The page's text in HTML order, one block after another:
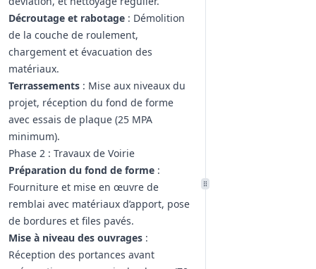
Décroutage et rabotage : Démolition
de la couche de roulement,
chargement et évacuation des
matériaux.
Terrassements : Mise aux niveaux du
projet, réception du fond de forme
avec essais de plaque (25 MPA
minimum).
Phase 2 : Travaux de Voirie
Préparation du fond de forme :
Fourniture et mise en œuvre de
remblai avec matériaux d’apport, pose
de bordures et files pavés.
Mise à niveau des ouvrages :
Réception des portances avant